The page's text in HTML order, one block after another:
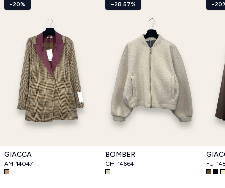
-20%
GIACCA
AM_14047
-28.57%
BOMBER
CH_14664
-